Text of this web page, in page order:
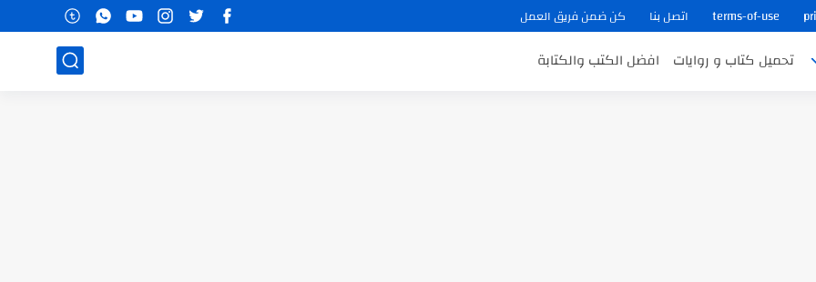
terms-of-use اتصل بنا كن ضمن فريق العمل
تحميل كتاب و روايات افضل الكتب والكتابة